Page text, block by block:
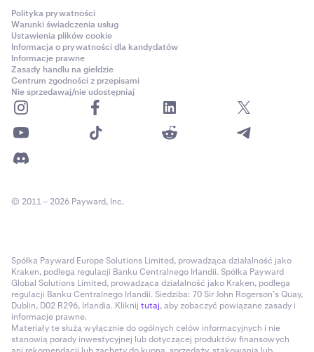
Polityka prywatności
Warunki świadczenia usług
Ustawienia plików cookie
Informacja o prywatności dla kandydatów
Informacje prawne
Zasady handlu na giełdzie
Centrum zgodności z przepisami
Nie sprzedawaj/nie udostępniaj
© 2011 – 2026 Payward, Inc.
Spółka Payward Europe Solutions Limited, prowadząca działalność jako
Kraken, podlega regulacji Banku Centralnego Irlandii. Spółka Payward
Global Solutions Limited, prowadząca działalność jako Kraken, podlega
regulacji Banku Centralnego Irlandii. Siedziba: 70 Sir John Rogerson’s Quay,
Dublin, D02 R296, Irlandia. Kliknij tutaj, aby zobaczyć powiązane zasady i
informacje prawne.
Materiały te służą wyłącznie do ogólnych celów informacyjnych i nie
stanowią porady inwestycyjnej lub dotyczącej produktów finansowych